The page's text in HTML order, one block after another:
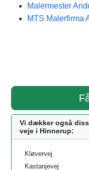
Malermester
MTS Malerfirma
Vi dækker også
veje i Hinnerup:
Kløvervej
Kastanjevej